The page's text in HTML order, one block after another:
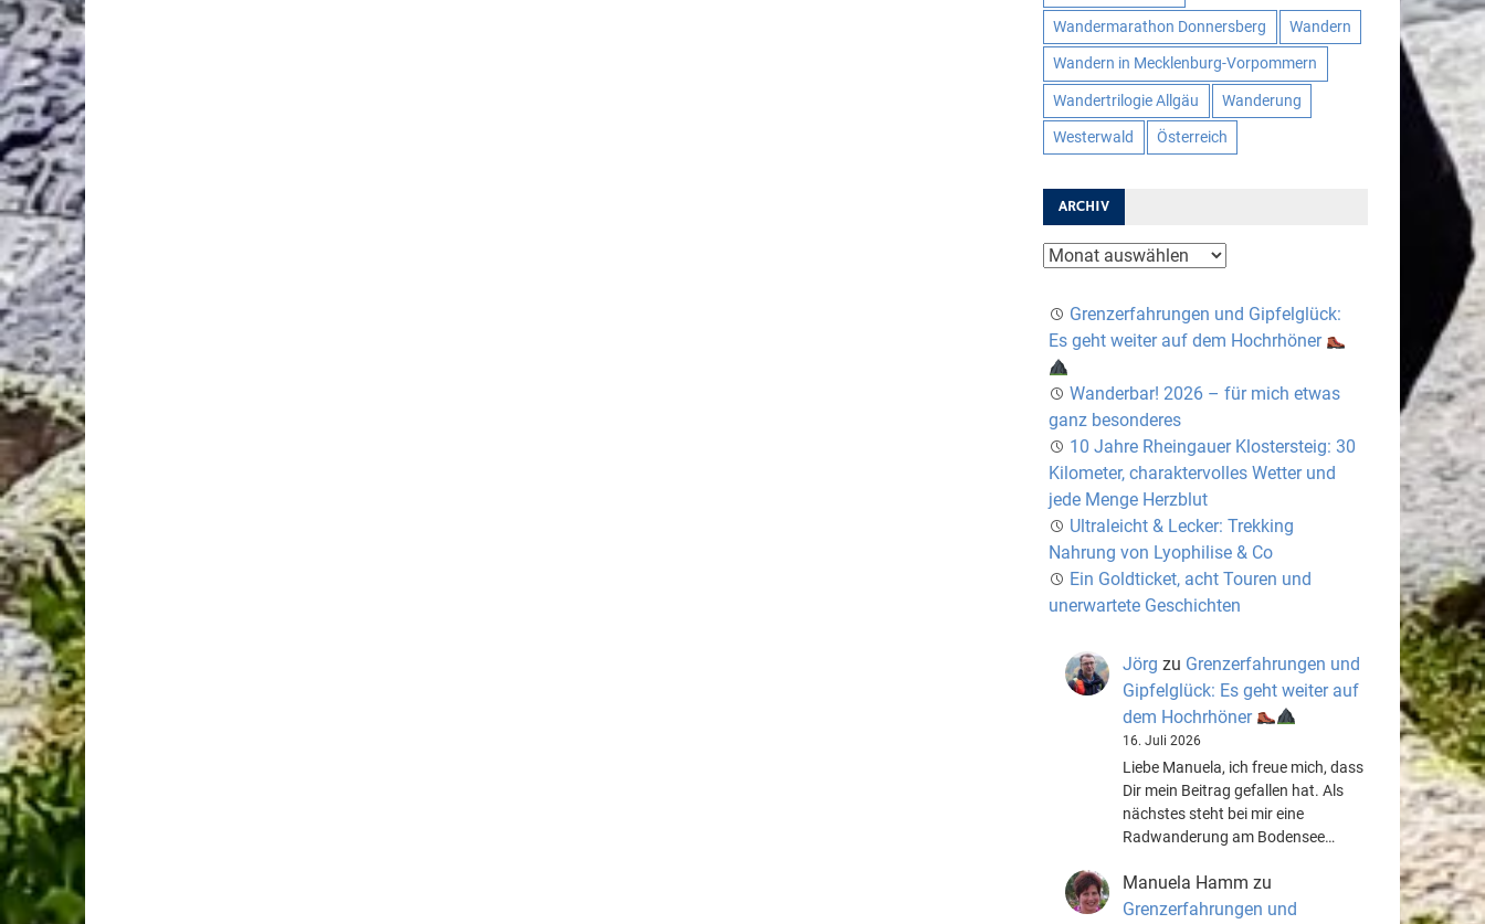
Wandermarathon Donnersberg Wandern
Wandern in Mecklenburg-Vorpommern
Wandertrilogie Allgäu Wanderung
Westerwald Österreich
ARCHIV
Archiv
Grenzerfahrungen und Gipfelglück:
Es geht weiter auf dem Hochrhöner
Wanderbar! 2026 – für mich etwas
ganz besonderes
10 Jahre Rheingauer Klostersteig: 30
Kilometer, charaktervolles Wetter und
jede Menge Herzblut
Ultraleicht & Lecker: Trekking
Nahrung von Lyophilise & Co
Ein Goldticket, acht Touren und
unerwartete Geschichten
Jörg zu Grenzerfahrungen und
Gipfelglück: Es geht weiter auf
dem Hochrhöner
16. Juli 2026
Liebe Manuela, ich freue mich, dass
Dir mein Beitrag gefallen hat. Als
nächstes steht bei mir eine
Radwanderung am Bodensee…
Manuela Hamm zu
Grenzerfahrungen und